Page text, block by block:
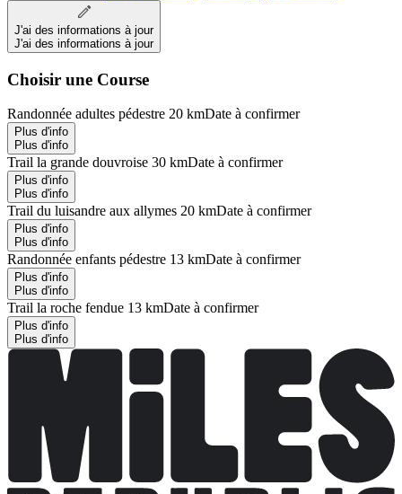
J'ai des informations à jour
J'ai des informations à jour
Choisir une Course
Randonnée adultes pédestre 20 kmDate à confirmer
Plus d'info
Plus d'info
Trail la grande douvroise 30 kmDate à confirmer
Plus d'info
Plus d'info
Trail du luisandre aux allymes 20 kmDate à confirmer
Plus d'info
Plus d'info
Randonnée enfants pédestre 13 kmDate à confirmer
Plus d'info
Plus d'info
Trail la roche fendue 13 kmDate à confirmer
Plus d'info
Plus d'info